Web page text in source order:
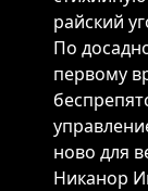
райский
По
первому
ново для
Никанор